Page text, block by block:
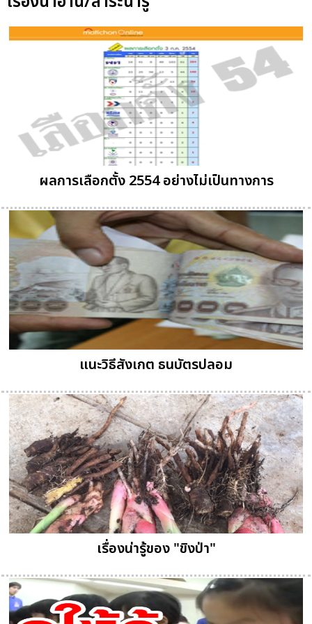
ผลการเลือกตั้ง 2554 อย่างไม่เป็นทางการ
แนะวิธีสังเกต ธนบัตรปลอม
เรื่องน่ารู้ของ "ขิงป่า"